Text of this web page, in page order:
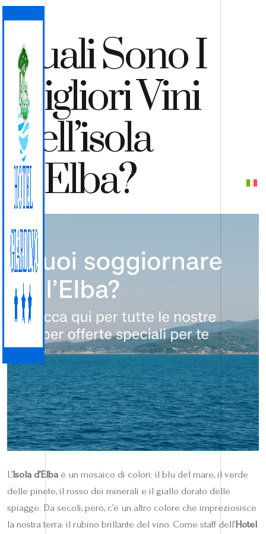
PREVENTIVO
Quali Sono I
Migliori Vini
Dell’isola
D’Elba?
L’Isola d’Elbaè un mosaico di colori: il blu del mare, il verde
delle pinete, il rosso dei minerali e il giallo dorato delle
spiagge. Da secoli, però, c’è un altro colore che impreziosisce
la nostra terra: il rubino brillante del vino. Come staff dell’Hotel